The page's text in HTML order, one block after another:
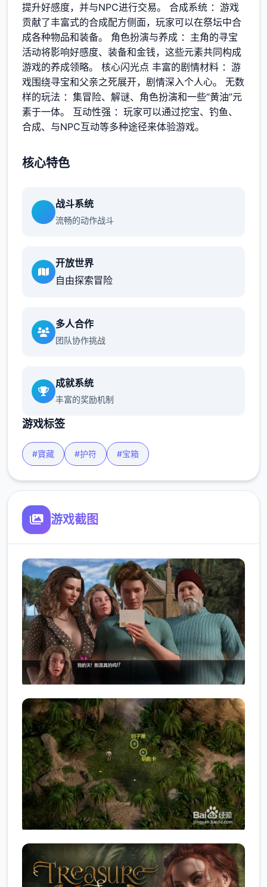
提升好感度，并与NPC进行交易。 合成系统 ：游戏
贡献了丰富式的合成配方侧面，玩家可以在祭坛中合
成各种物品和装备。 角色扮演与养成 ：主角的寻宝
活动将影响好感度、装备和金钱，这些元素共同构成
游戏的养成领略。 核心闪光点 丰富的剧情材料 ：游
戏围绕寻宝和父亲之死展开，剧情深入个人心。 无数
样的玩法 ：集冒险、解谜、角色扮演和一些“黄油”元
素于一体。 互动性强 ：玩家可以通过挖宝、钓鱼、
合成、与NPC互动等多种途径来体验游戏。
核心特色
战斗系统
流畅的动作战斗
开放世界
自由探索冒险
多人合作
团队协作挑战
成就系统
丰富的奖励机制
游戏标签
#寶藏 #护符 #宝箱
游戏截图